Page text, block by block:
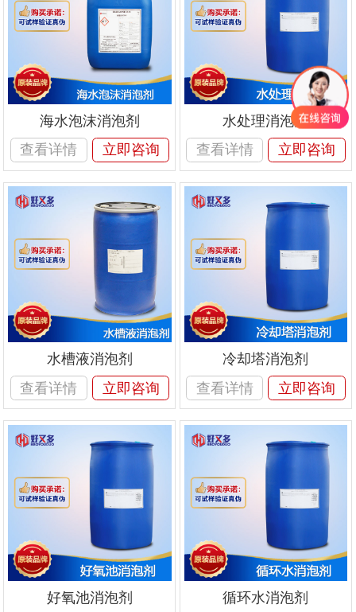
海水泡沫消泡剂
查看详情
立即咨询
水处理消泡剂
查看详情
立即咨询
水槽液消泡剂
查看详情
立即咨询
冷却塔消泡剂
查看详情
立即咨询
好氧池消泡剂
循环水消泡剂